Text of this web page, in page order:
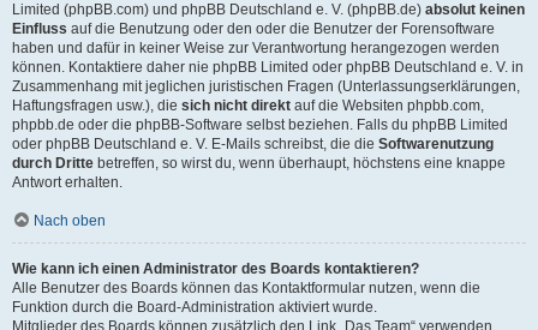
Limited (phpBB.com) und phpBB Deutschland e. V. (phpBB.de) absolut keinen
Einfluss auf die Benutzung oder den oder die Benutzer der Forensoftware
haben und dafür in keiner Weise zur Verantwortung herangezogen werden
können. Kontaktiere daher nie phpBB Limited oder phpBB Deutschland e. V. in
Zusammenhang mit jeglichen juristischen Fragen (Unterlassungserklärungen,
Haftungsfragen usw.), die sich nicht direkt auf die Websiten phpbb.com,
phpbb.de oder die phpBB-Software selbst beziehen. Falls du phpBB Limited
oder phpBB Deutschland e. V. E-Mails schreibst, die die Softwarenutzung
durch Dritte betreffen, so wirst du, wenn überhaupt, höchstens eine knappe
Antwort erhalten.
Nach oben
Wie kann ich einen Administrator des Boards kontaktieren?
Alle Benutzer des Boards können das Kontaktformular nutzen, wenn die
Funktion durch die Board-Administration aktiviert wurde.
Mitglieder des Boards können zusätzlich den Link „Das Team“ verwenden.